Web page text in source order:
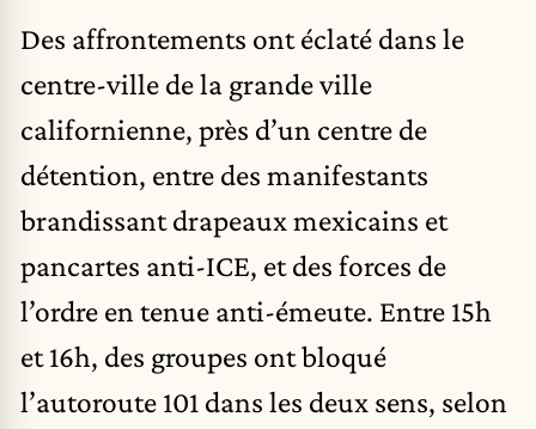
Des affrontements ont éclaté dans le
centre-ville de la grande ville
californienne, près d’un centre de
détention, entre des manifestants
brandissant drapeaux mexicains et
pancartes anti-ICE, et des forces de
l’ordre en tenue anti-émeute. Entre 15h
et 16h, des groupes ont bloqué
l’autoroute 101 dans les deux sens, selon